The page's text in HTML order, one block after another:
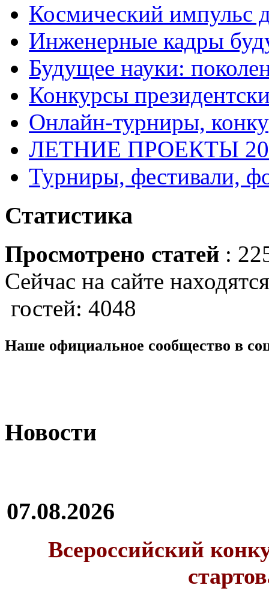
Космический импульс
Инженерные кадры
Будущее науки:
Конкурсы
Онлайн-турниры,
ЛЕТНИЕ ПРОЕКТЫ
Турниры, фестивали,
Статистика
Просмотрено статей :
Сейчас на сайте
гостей: 4048
Наше официальное сообщество в
Новости
07.08.2026
Всероссийский